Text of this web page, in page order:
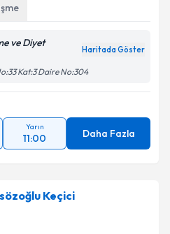
ve Diyet
Haritada Göster
Kat:3 Daire No:304
Yarın
11:00 Daha Fazla
Keçici